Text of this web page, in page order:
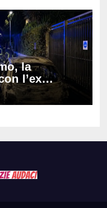
la
l’ex
35enne
la morte